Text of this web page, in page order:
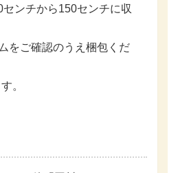
ンチから150センチに収
をご確認のうえ梱包くだ
。